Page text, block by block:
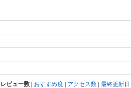
最終更新日
アクセス数
おすすめ度
レビュー数